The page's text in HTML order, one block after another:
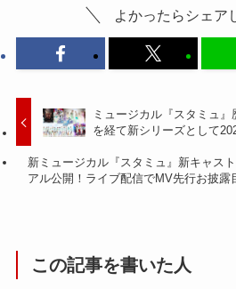
よかったらシェア
ミュージカル『スタミュ
を経て新シリーズとして
新ミュージカル『スタミュ』新キャス
アル公開！ライブ配信でMV先行お披露
この記事を書いた人